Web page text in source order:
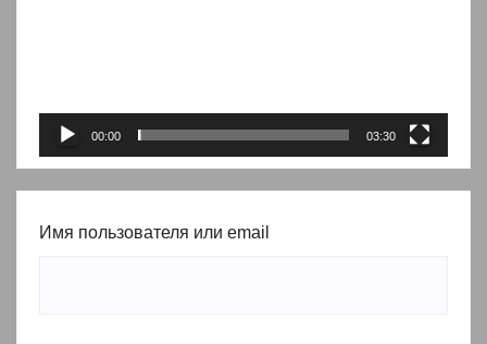
00:00 03:30
Имя пользователя или email